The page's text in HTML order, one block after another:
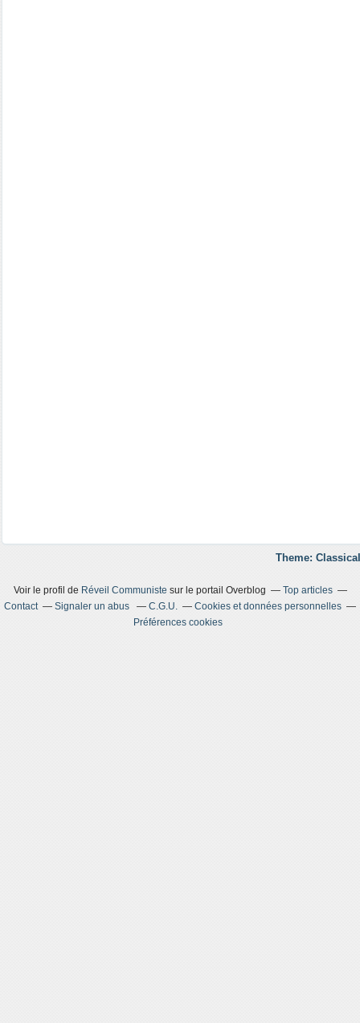
Theme:
Voir le profil de Réveil Communiste sur le portail Overblog
Top articles
Contact
Signaler un abus C.G.U.
Cookies et données personnelles
Préférences cookies